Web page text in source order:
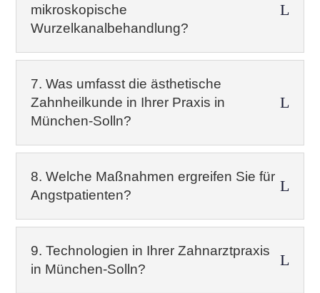
mikroskopische
Wurzelkanalbehandlung?
L
7. Was umfasst die ästhetische
Zahnheilkunde in Ihrer Praxis in
München-Solln?
L
8. Welche Maßnahmen ergreifen Sie für
Angstpatienten?
L
9. Technologien in Ihrer Zahnarztpraxis
in München-Solln?
L